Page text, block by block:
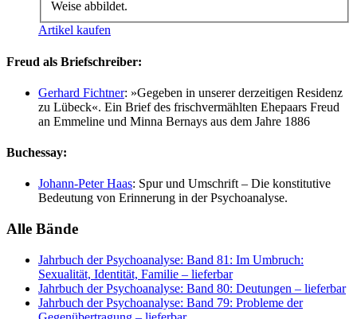
Weise abbildet.
Artikel kaufen
Freud als Briefschreiber:
Gerhard Fichtner: »Gegeben in unserer derzeitigen Residenz
zu Lübeck«. Ein Brief des frischvermählten Ehepaars Freud
an Emmeline und Minna Bernays aus dem Jahre 1886
Buchessay:
Johann-Peter Haas: Spur und Umschrift – Die konstitutive
Bedeutung von Erinnerung in der Psychoanalyse.
Alle Bände
Jahrbuch der Psychoanalyse: Band 81: Im Umbruch:
Sexualität, Identität, Familie – lieferbar
Jahrbuch der Psychoanalyse: Band 80: Deutungen – lieferbar
Jahrbuch der Psychoanalyse: Band 79: Probleme der